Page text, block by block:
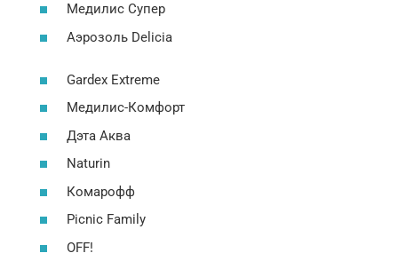
Медилис Супер
Аэрозоль Delicia
Gardex Extreme
Медилис-Комфорт
Дэта Аква
Naturin
Комарофф
Picnic Family
OFF!